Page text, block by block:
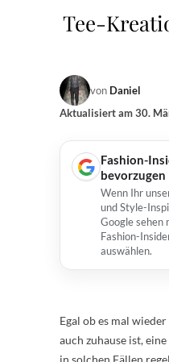
Tee-
von Daniel
Aktualisiert am30.
Fashion-
bevorzugen
Wenn Ihr
und Style-
Google sehen
Fashion-
auswählen.
Egal ob es mal
auch zuhause ist,
in solchen Fällen